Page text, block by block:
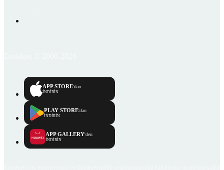
APP STORE'dan
İNDİRİN
PLAY STORE'dan
İNDİRİN
APP GALLERY'den
İNDİRİN